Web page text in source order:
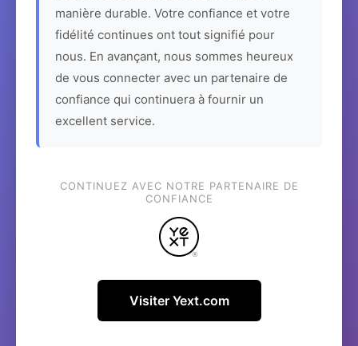
manière durable. Votre confiance et votre
fidélité continues ont tout signifié pour
nous. En avançant, nous sommes heureux
de vous connecter avec un partenaire de
confiance qui continuera à fournir un
excellent service.
CONTINUEZ AVEC NOTRE PARTENAIRE DE
CONFIANCE
Visiter Yext.com